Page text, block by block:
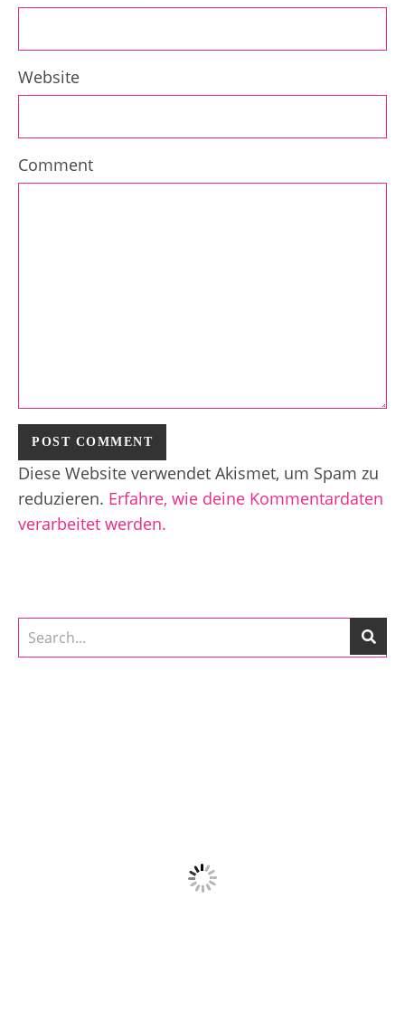
Website
Comment
Diese Website verwendet Akismet, um Spam zu
reduzieren. Erfahre, wie deine Kommentardaten
verarbeitet werden.